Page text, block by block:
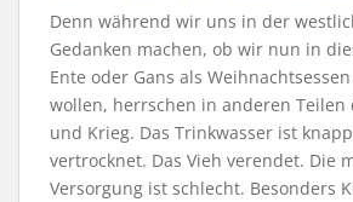
Denn während wir uns in der
Gedanken machen, ob wir nun in
Ente oder Gans als
wollen, herrschen in anderen Teilen
und Krieg. Das Trinkwasser ist
vertrocknet. Das Vieh verendet. Die
Versorgung ist schlecht. Besonders